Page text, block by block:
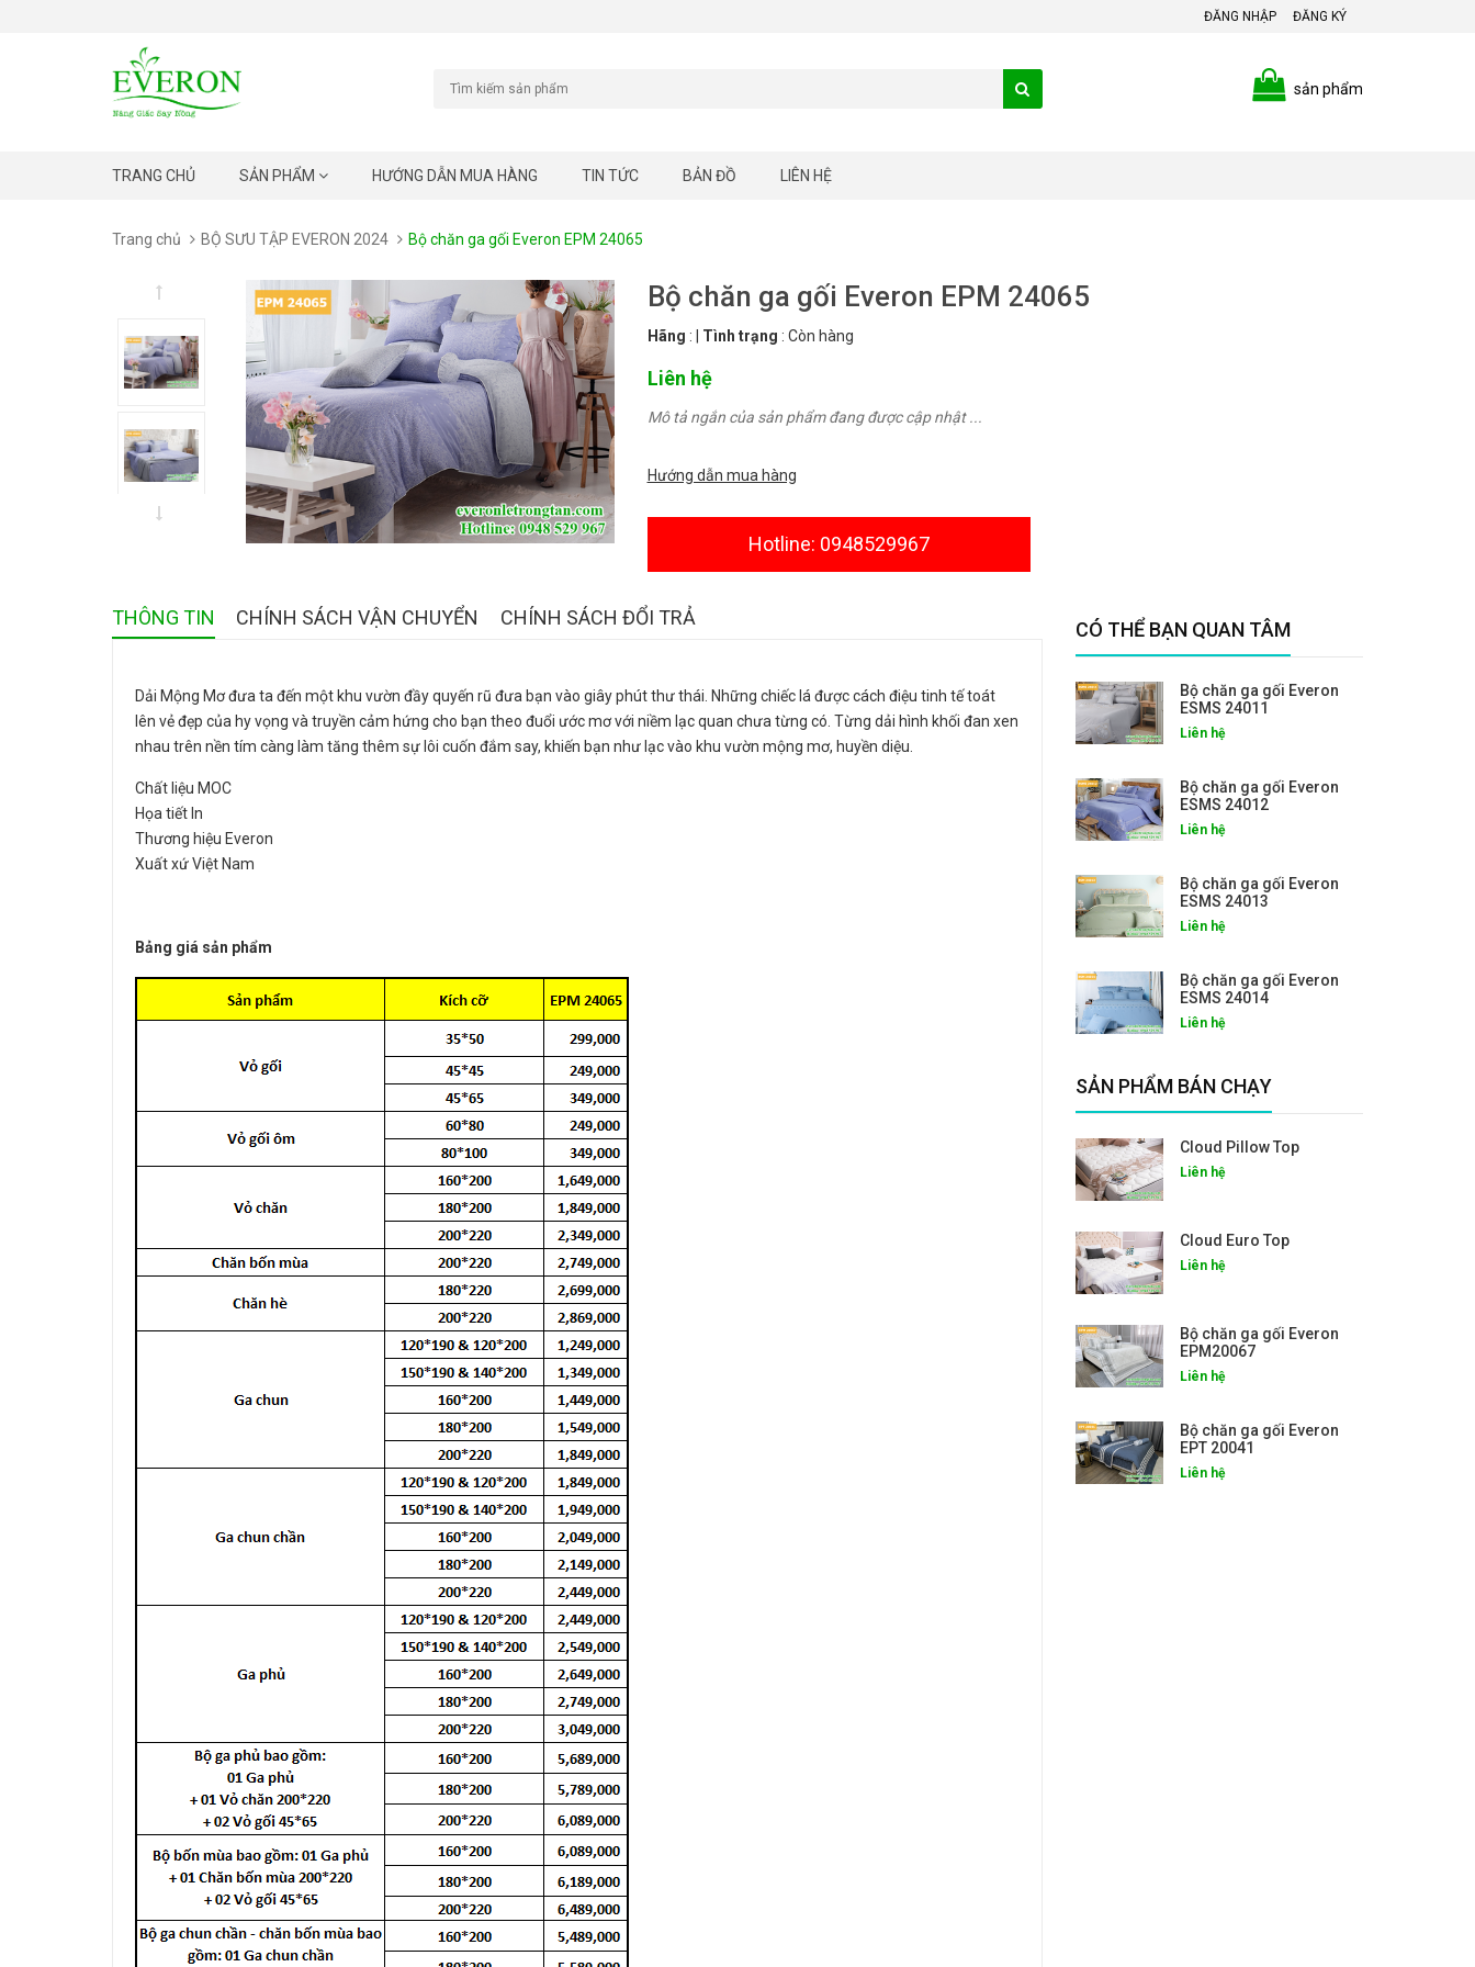
ĐĂNG NHẬP ĐĂNG KÝ
sản phẩm
TRANG CHỦ SẢN PHẨM HƯỚNG DẪN MUA HÀNG TIN TỨC BẢN ĐỒ LIÊN HỆ
Trang chủ BỘ SƯU TẬP EVERON 2024 Bộ chăn ga gối Everon EPM 24065
Bộ chăn ga gối Everon EPM 24065
Hãng : Tình trạng : Còn hàng
Liên hệ
Mô tả ngắn của sản phẩm đang được cập nhật ...
Hướng dẫn mua hàng
Hotline: 0948529967
THÔNG TIN CHÍNH SÁCH VẬN CHUYỂN CHÍNH SÁCH ĐỔI TRẢ
Dải Mộng Mơ đưa ta đến một khu vườn đầy quyến rũ đưa bạn vào giây phút thư thái. Những chiếc lá được cách điệu tinh tế toát
lên vẻ đẹp của hy vọng và truyền cảm hứng cho bạn theo đuổi ước mơ với niềm lạc quan chưa từng có. Từng dải hình khối đan xen
nhau trên nền tím càng làm tăng thêm sự lôi cuốn đắm say, khiến bạn như lạc vào khu vườn mộng mơ, huyền diệu.
Chất liệu MOC
Họa tiết In
Thương hiệu Everon
Xuất xứ Việt Nam
Bảng giá sản phẩm
CÓ THỂ BẠN QUAN TÂM
Bộ chăn ga gối Everon
ESMS 24011
Liên hệ
Bộ chăn ga gối Everon
ESMS 24012
Liên hệ
Bộ chăn ga gối Everon
ESMS 24013
Liên hệ
Bộ chăn ga gối Everon
ESMS 24014
Liên hệ
SẢN PHẨM BÁN CHẠY
Cloud Pillow Top
Liên hệ
Cloud Euro Top
Liên hệ
Bộ chăn ga gối Everon
EPM20067
Liên hệ
Bộ chăn ga gối Everon
EPT 20041
Liên hệ